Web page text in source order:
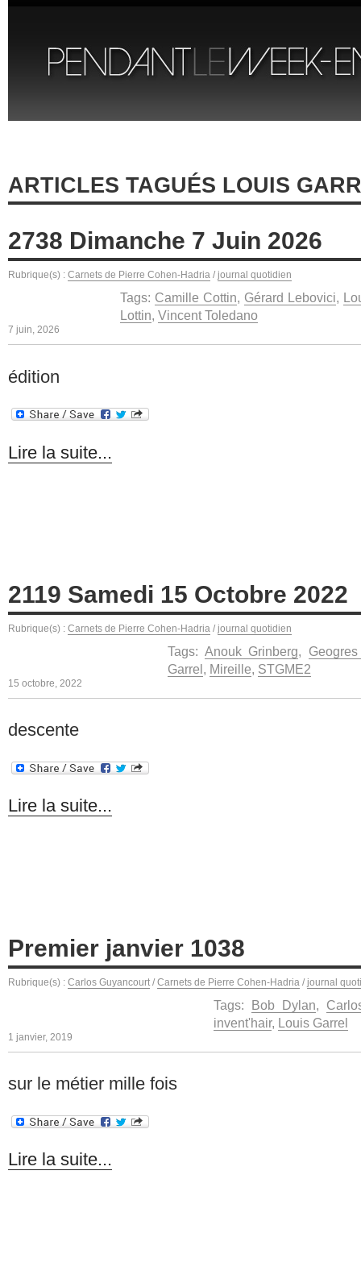
ARTICLES TAGUÉS LOUIS
2738 Dimanche 7 Juin 2026
Rubrique(s) : Carnets de Pierre Cohen-Hadria / journal quotidien
Tags: Camille Cottin, Gérard Lebovici,
Lottin, Vincent Toledano
7 juin, 2026
édition
Lire la suite...
2119 Samedi 15 Octobre 2022
Rubrique(s) : Carnets de Pierre Cohen-Hadria / journal quotidien
Tags: Anouk Grinberg,
Garrel, Mireille, STGME2
15 octobre, 2022
descente
Lire la suite...
Premier janvier 1038
Rubrique(s) : Carlos Guyancourt / Carnets de Pierre Cohen-Hadria / journal
Tags: Bob Dylan
invent'hair, Louis Garrel
1 janvier, 2019
sur le métier mille fois
Lire la suite...